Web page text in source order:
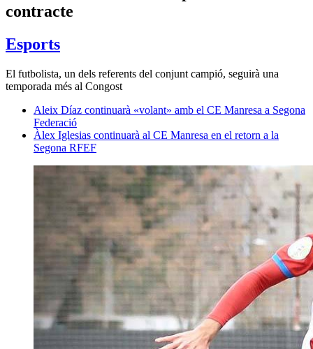
contracte
Esports
El futbolista, un dels referents del conjunt campió, seguirà una
temporada més al Congost
Aleix Díaz continuarà «volant» amb el CE Manresa a Segona
Federació
Àlex Iglesias continuarà al CE Manresa en el retorn a la
Segona RFEF